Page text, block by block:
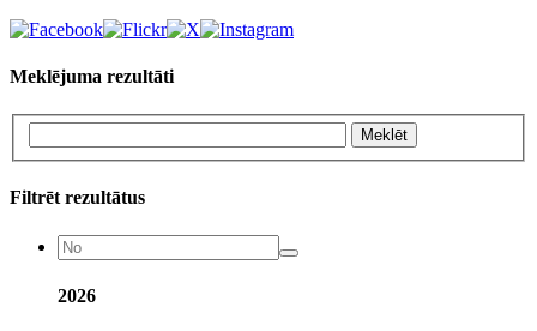
Meklējuma rezultāti
Meklēt
Filtrēt rezultātus
2026